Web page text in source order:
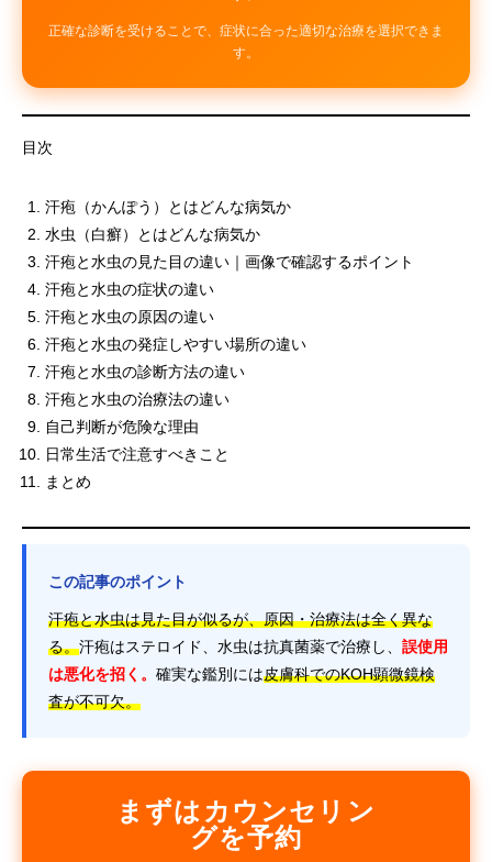
正確な診断を受けることで、症状に合った適切な治療を選択できま
す。
目次
汗疱（かんぽう）とはどんな病気か
水虫（白癬）とはどんな病気か
汗疱と水虫の見た目の違い｜画像で確認するポイント
汗疱と水虫の症状の違い
汗疱と水虫の原因の違い
汗疱と水虫の発症しやすい場所の違い
汗疱と水虫の診断方法の違い
汗疱と水虫の治療法の違い
自己判断が危険な理由
日常生活で注意すべきこと
まとめ
この記事のポイント
汗疱と水虫は見た目が似るが、原因・治療法は全く異な
る。汗疱はステロイド、水虫は抗真菌薬で治療し、 誤使用
は悪化を招く。 確実な鑑別には皮膚科でのKOH顕微鏡検
査が不可欠。
まずはカウンセリン
グを予約